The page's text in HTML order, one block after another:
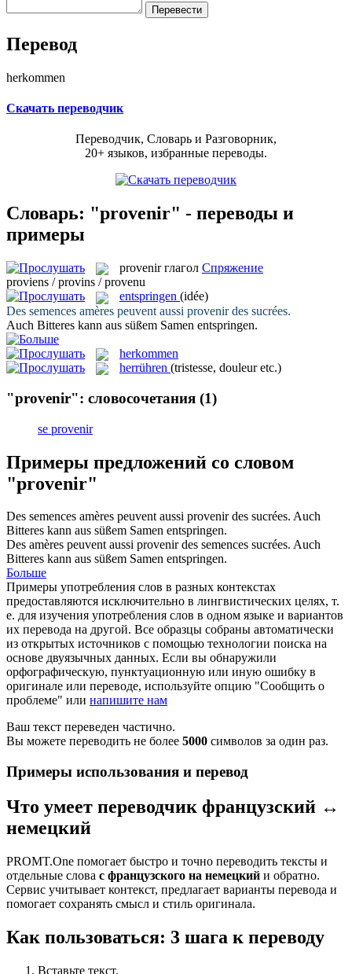
Перевод
herkommen
Скачать переводчик
Переводчик, Словарь и Разговорник,
20+ языков, избранные переводы.
Словарь: "provenir" - переводы и
примеры
provenir глагол Спряжение
proviens / provins / provenu
entspringen (idée)
Des semences amères peuvent aussi provenirdes sucrées.
Auch Bitteres kann aus süßem Samen entspringen.
herkommen
herrühren (tristesse, douleur etc.)
"provenir": словосочетания (1)
se provenir
Примеры предложений со словом
"provenir"
Des semences amères peuvent aussi provenirdes sucrées. Auch
Bitteres kann aus süßem Samen entspringen.
Des amères peuvent aussi provenirdes semences sucrées. Auch
Bitteres kann aus süßem Samen entspringen.
Больше
Примеры употребления слов в разных контекстах
предоставляются исключительно в лингвистических целях, т.
е. для изучения употребления слов в одном языке и вариантов
их перевода на другой. Все образцы собраны автоматически
из открытых источников с помощью технологии поиска на
основе двуязычных данных. Если вы обнаружили
орфографическую, пунктуационную или иную ошибку в
оригинале или переводе, используйте опцию "Сообщить о
проблеме" или напишите нам
Ваш текст переведен частично.
Вы можете переводить не более 5000 символов за один раз.
Примеры использования и перевод
Что умеет переводчик французский ↔
немецкий
PROMT.One помогает быстро и точно переводить тексты и
отдельные слова с французского на немецкий и обратно.
Сервис учитывает контекст, предлагает варианты перевода и
помогает сохранять смысл и стиль оригинала.
Как пользоваться: 3 шага к переводу
Вставьте текст.